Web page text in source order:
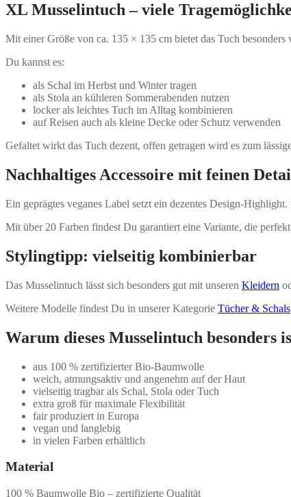
XL Musselintuch – viele
Mit einer Größe von ca. 135 × 135 cm bietet das Tuch
Du kannst es:
als Schal im Herbst und Winter tragen
als Stola an kühleren Sommerabenden nutzen
locker als leichtes Tuch im Alltag kombinieren
auf Reisen auch als kleine Decke oder Schutz verwenden
Gefaltet wirkt das Tuch dezent, offen getragen wird es zum
Nachhaltiges Accessoire mit feinen
Ein geprägtes veganes Label setzt ein dezentes Design-
Mit über 20 Farben findest Du garantiert eine Variante, die
Stylingtipp: vielseitig kombinierbar
Das Musselintuch lässt sich besonders gut mit unseren Kleidern
Weitere Modelle findest Du in unserer Kategorie Tücher & Schals
Warum dieses Musselintuch besonders
aus 100 % zertifizierter Bio-Baumwolle
weich, atmungsaktiv und angenehm auf der Haut
vielseitig tragbar als Schal, Stola oder Tuch
extra groß für maximale Flexibilität
fair produziert in Europa
vegan und langlebig
in vielen Farben erhältlich
Material
100 % Baumwolle Bio – zertifizierte Qualität